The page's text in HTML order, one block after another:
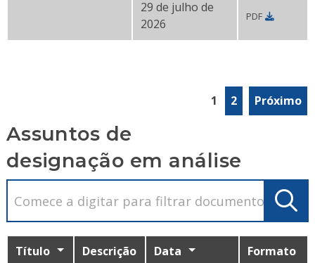
Pedido de licença de construção da 1910 Chestnut
29 de julho de
2026
PDF
1 2 Próximo
Assuntos de
designação em análise
Título Descrição Data Formato